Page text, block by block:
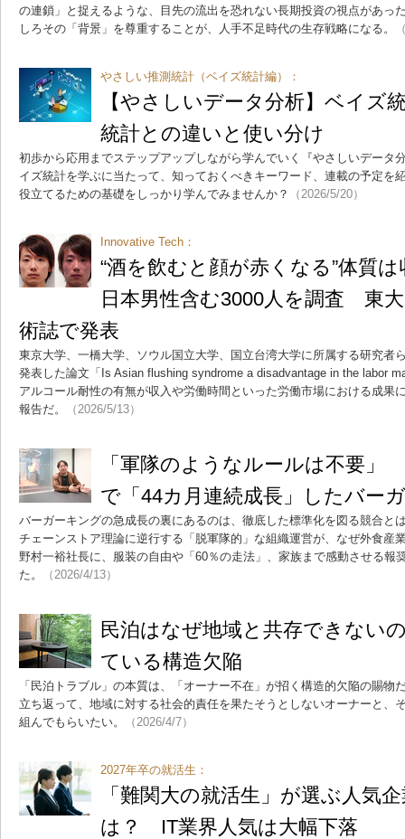
の連鎖」と捉えるような、目先の流出を恐れない長期投資の視点があっ
しろその「背景」を尊重することが、人手不足時代の生存戦略になる。
やさしい推測統計（ベイズ統計編）：
【やさしいデータ分析】ベイズ
統計との違いと使い分け
初歩から応用までステップアップしながら学んでいく『やさしいデータ
イズ統計を学ぶに当たって、知っておくべきキーワード、連載の予定を
役立てるための基礎をしっかり学んでみませんか？
（2026/5/20）
Innovative Tech：
“酒を飲むと顔が赤くなる”体質
日本男性含む3000人を調査 東
術誌で発表
東京大学、一橋大学、ソウル国立大学、国立台湾大学に所属する研究者
発表した論文「Is Asian flushing syndrome a disadvantage in the labor
アルコール耐性の有無が収入や労働時間といった労働市場における成果
報告だ。
（2026/5/13）
「軍隊のようなルールは不要
で「44カ月連続成長」したバー
バーガーキングの急成長の裏にあるのは、徹底した標準化を図る競合と
チェーンストア理論に逆行する「脱軍隊的」な組織運営が、なぜ外食産
野村一裕社長に、服装の自由や「60％の走法」、家族まで感動させる報
た。
（2026/4/13）
民泊はなぜ地域と共存できない
ている構造欠陥
「民泊トラブル」の本質は、「オーナー不在」が招く構造的欠陥の賜物
立ち返って、地域に対する社会的責任を果たそうとしないオーナーと、
組んでもらいたい。
（2026/4/7）
2027年卒の就活生：
「難関大の就活生」が選ぶ人気
は？ IT業界人気は大幅下落